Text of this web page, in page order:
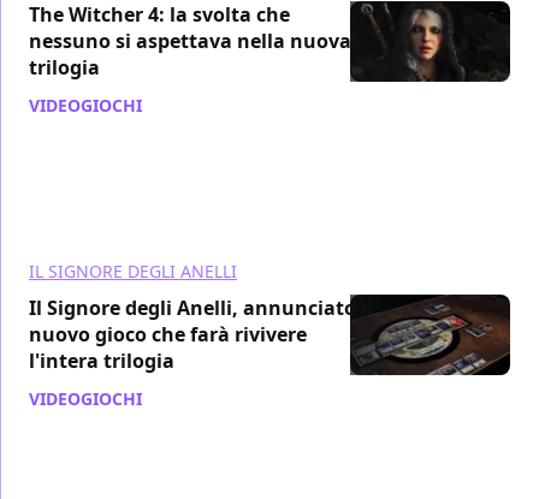
The Witcher 4: la svolta che
nessuno si aspettava nella nuova
trilogia
VIDEOGIOCHI
IL SIGNORE DEGLI ANELLI
Il Signore degli Anelli, annunciato il
nuovo gioco che farà rivivere
l'intera trilogia
VIDEOGIOCHI